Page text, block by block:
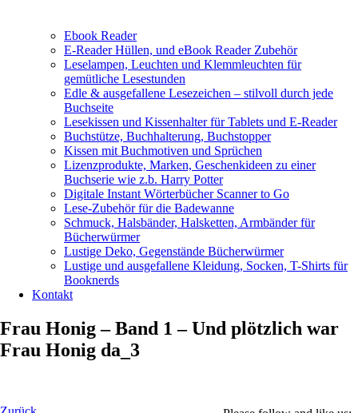
Ebook Reader
E-Reader Hüllen, und eBook Reader Zubehör
Leselampen, Leuchten und Klemmleuchten für
gemütliche Lesestunden
Edle & ausgefallene Lesezeichen – stilvoll durch jede
Buchseite
Lesekissen und Kissenhalter für Tablets und E-Reader
Buchstütze, Buchhalterung, Buchstopper
Kissen mit Buchmotiven und Sprüchen
Lizenzprodukte, Marken, Geschenkideen zu einer
Buchserie wie z.b. Harry Potter
Digitale Instant Wörterbücher Scanner to Go
Lese-Zubehör für die Badewanne
Schmuck, Halsbänder, Halsketten, Armbänder für
Bücherwürmer
Lustige Deko, Gegenstände Bücherwürmer
Lustige und ausgefallene Kleidung, Socken, T-Shirts für
Booknerds
Kontakt
Frau Honig – Band 1 – Und plötzlich war
Frau Honig da_3
Vorheriger